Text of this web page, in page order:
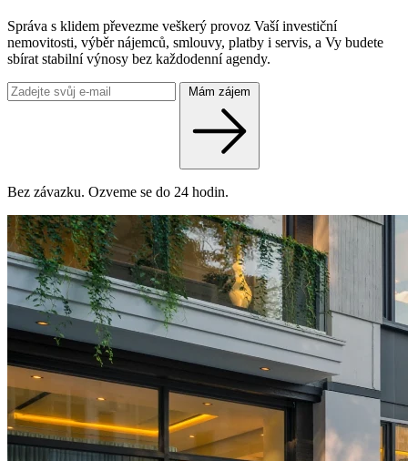
Správa s klidem převezme veškerý provoz Vaší investiční
nemovitosti, výběr nájemců, smlouvy, platby i servis, a Vy budete
sbírat stabilní výnosy bez každodenní agendy.
Mám zájem
Bez závazku. Ozveme se do 24 hodin.